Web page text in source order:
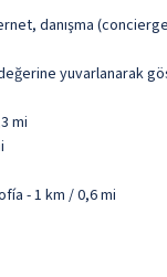
danışma
yuvarlanarak
mi
- 1 km / 0,6 mi